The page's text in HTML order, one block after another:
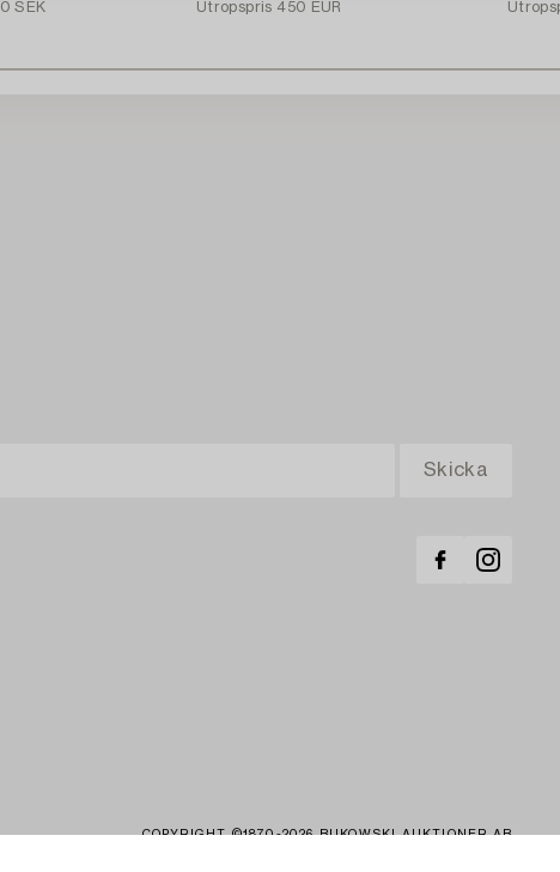
SEK
Utropspris 450 EUR
COPYRIGHT ©1870-2026 BUKOWSKI AUKTIONER AB